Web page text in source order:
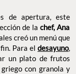
de apertura, este
de la chef, Ana
creó un menú que
Para el desayuno,
un plato de frutos
con granola y